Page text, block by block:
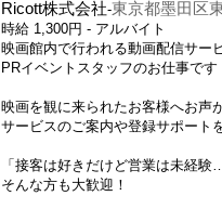
Ricott株式会社-東京都墨田区
時給 1,300円 - アルバイト
映画館内で行われる動画配信サー
PRイベントスタッフのお仕事です
映画を観に来られたお客様へお声
サービスのご案内や登録サポート
「接客は好きだけど営業は未経験…
そんな方も大歓迎！